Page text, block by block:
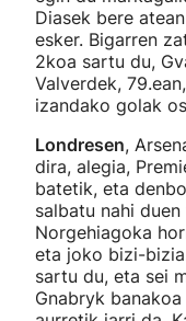
Diasek bere
esker. Bigarren
2koa sartu du,
Valverdek,
izandako golak
Londresen,
dira, alegia,
batetik, eta
salbatu nahi
Norgehiagoka
eta joko bizi-
sartu du, eta sei
Gnabryk